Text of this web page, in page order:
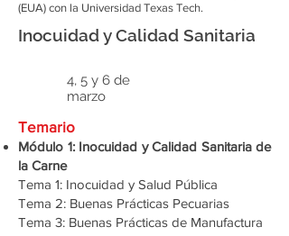
(EUA) con la Universidad Texas Tech.
Inocuidad y Calidad Sanitaria
4, 5 y 6 de
marzo
Temario
Módulo 1: Inocuidad y Calidad Sanitaria de
la Carne
Tema 1: Inocuidad y Salud Pública
Tema 2: Buenas Prácticas Pecuarias
Tema 3: Buenas Prácticas de Manufactura